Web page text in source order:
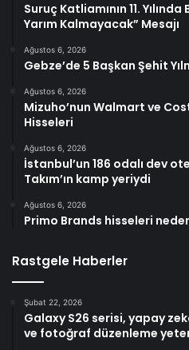
Suruç Katliamının 11.
Yarım Kalmayacak” Mesajı
Ağustos 6, 2026
Gebze’de 5 Başkan Şehit
Ağustos 6, 2026
Mizuho’nun Walmart ve
Hisseleri
Ağustos 6, 2026
İstanbul’un 186 odalı dev
Takım’ın kamp yeriydi
Ağustos 6, 2026
Primo Brands hisseleri
Rastgele Haberler
Şubat 22, 2026
Galaxy S26 serisi, yapay
ve fotoğraf düzenleme